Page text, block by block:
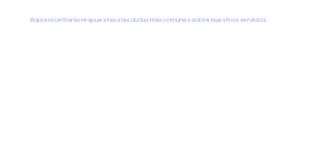
Aquí encontrarás respuestas a las dudas más comunes sobre nuestros servicios.